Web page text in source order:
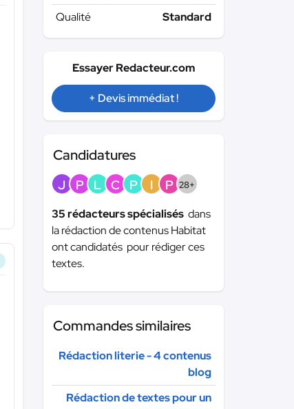
Qualité
Standard
Essayer Redacteur.com
+ Devis immédiat !
Candidatures
J P L C P I P 28+
35 rédacteurs spécialisés dans
la rédaction de contenus Habitat
ont candidatés pour rédiger ces
textes.
Commandes similaires
Rédaction literie - 4 contenus
blog
Rédaction de textes pour un